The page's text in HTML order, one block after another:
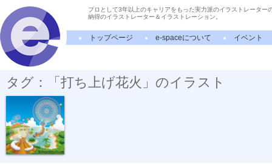
プロとして3年以上のキャリアをもった実力派のイラストレーター
納得のイラストレーター＆イラストレーション。
トップページ e-spaceについて イベント
タグ：「打ち上げ花火」のイラスト
花火の惑星